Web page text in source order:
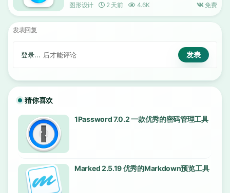
图形设计 2 天前 4.6K 免费
发表回复
登录... 后才能评论
猜你喜欢
1Password 7.0.2 一款优秀的密码管理工具
Marked 2.5.19 优秀的Markdown预览工具